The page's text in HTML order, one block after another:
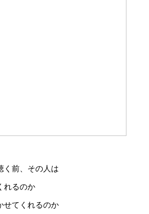
く前、その人は
れるのか
せてくれるのか